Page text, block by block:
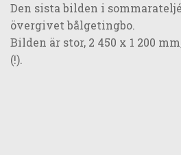
Den sista bilden i
övergivet bålgetingbo.
Bilden är stor, 2 450 x 1 200
(!).